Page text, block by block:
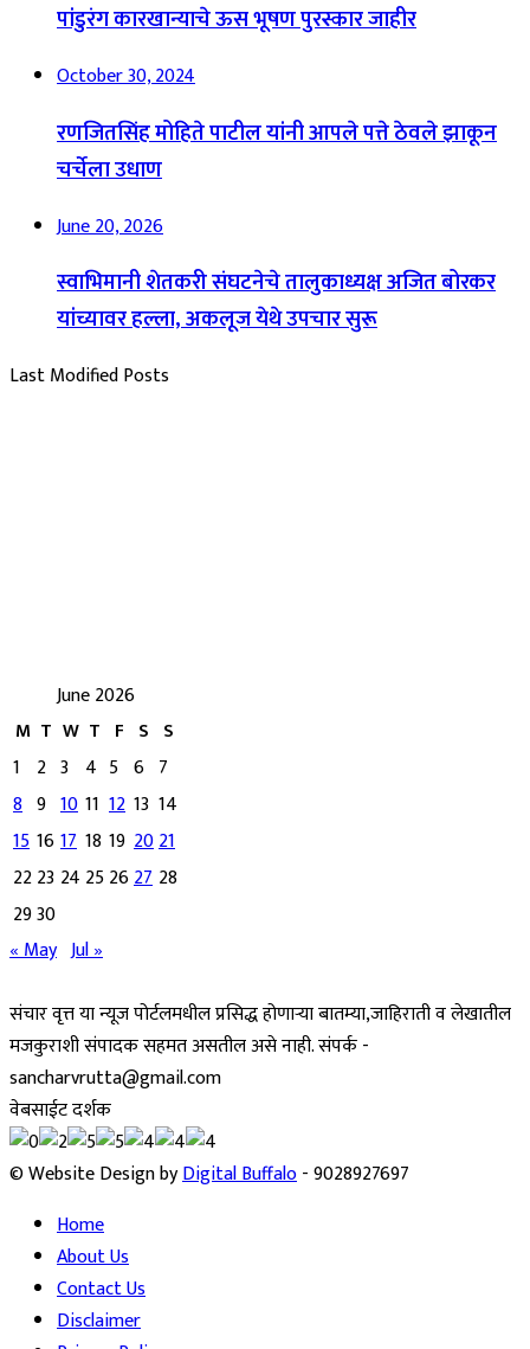
पांडुरंग कारखान्याचे ऊस भूषण पुरस्कार जाहीर
October 30, 2024
रणजितसिंह मोहिते पाटील यांनी आपले पत्ते ठेवले झाकून
चर्चेला उधाण
June 20, 2026
स्वाभिमानी शेतकरी संघटनेचे तालुकाध्यक्ष अजित बोरकर
यांच्यावर हल्ला, अकलूज येथे उपचार सुरू
Last Modified Posts
June 2026
M T W T F S S
1 2 3 4 5 6 7
8 9 10 11 12 13 14
15 1617 18 19 2021
2223 24 252627 28
2930
« May Jul »
संचार वृत्त या न्यूज पोर्टलमधील प्रसिद्ध होणाऱ्या बातम्या,जाहिराती व लेखातील
मजकुराशी संपादक सहमत असतील असे नाही. संपर्क -
sancharvrutta@gmail.com
वेबसाईट दर्शक
© Website Design byDigital Buffalo- 9028927697
Home
About Us
Contact Us
Disclaimer